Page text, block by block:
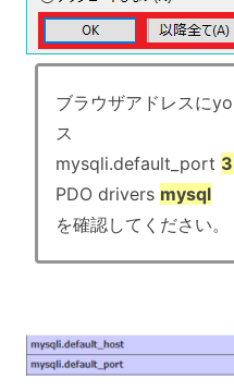
ブラウザアドレスに
ス
mysqli.default_port
PDO drivers mysql
を確認してください。